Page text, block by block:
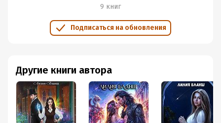
9 книг
Подписаться на обновления
Другие книги автора